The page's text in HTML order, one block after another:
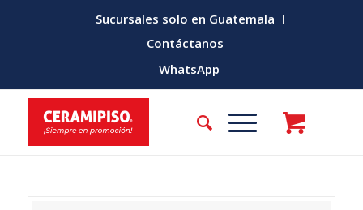
Sucursales solo en Guatemala
Contáctanos
WhatsApp